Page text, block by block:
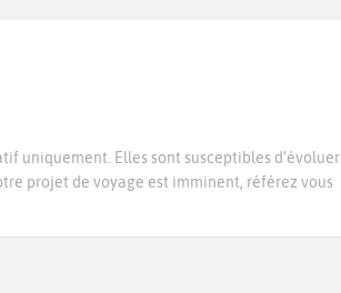
uniquement. Elles sont susceptibles d’évoluer
projet de voyage est imminent, référez vous